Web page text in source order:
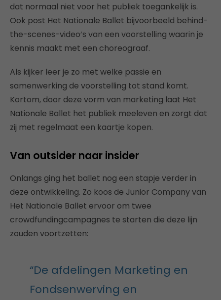
dat normaal niet voor het publiek toegankelijk is.
Ook post Het Nationale Ballet bijvoorbeeld behind-
the-scenes-video’s van een voorstelling waarin je
kennis maakt met een choreograaf.
Als kijker leer je zo met welke passie en
samenwerking de voorstelling tot stand komt.
Kortom, door deze vorm van marketing laat Het
Nationale Ballet het publiek meeleven en zorgt dat
zij met regelmaat een kaartje kopen.
Van outsider naar insider
Onlangs ging het ballet nog een stapje verder in
deze ontwikkeling. Zo koos de Junior Company van
Het Nationale Ballet ervoor om twee
crowdfundingcampagnes te starten die deze lijn
zouden voortzetten:
“De afdelingen Marketing en
Fondsenwerving en